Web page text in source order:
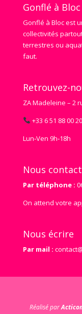
Gonflé à Bloc
Gonflé à Bloc est
collectivités
terrestres ou
faut.
Retrouvez-
ZA Madeleine – 2
+33 6 51 88 00 20
Lun‑Ven 9h‑18h
Nous
Par téléphone :
On attend votre
Nous écrire
Par mail :
Réalisé par